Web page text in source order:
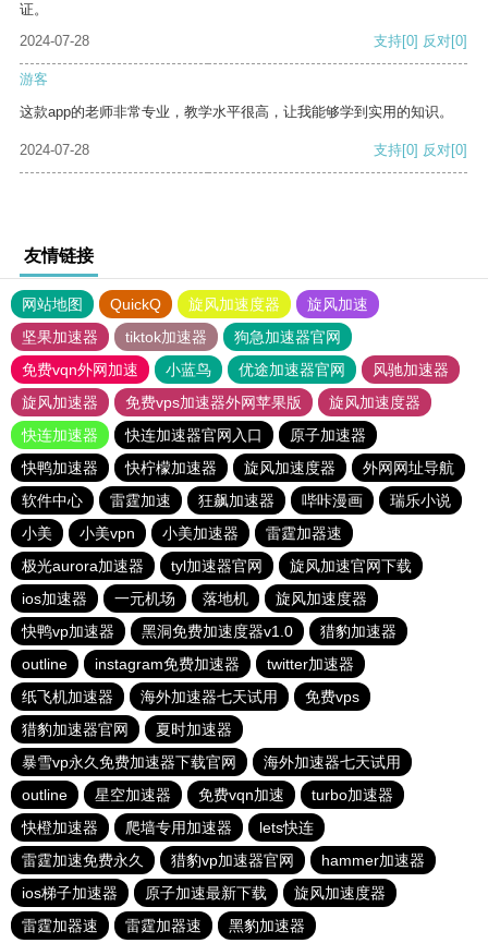
证。
2024-07-28
支持[0] 反对[0]
游客
这款app的老师非常专业，教学水平很高，让我能够学到实用的知识。
2024-07-28 支持[0] 反对[0]
友情链接
网站地图 QuickQ 旋风加速度器
旋风加速
坚果加速器
tiktok加速器
狗急加速器官网
免费vqn外网加速
小蓝鸟 优途加速器官网
风驰加速器
旋风加速器
免费vps加速器外网苹果版
旋风加速度器
快连加速器
快连加速器官网入口
原子加速器
快鸭加速器
快柠檬加速器 旋风加速度器
外网网址导航
软件中心
雷霆加速 狂飙加速器 哔咔漫画
瑞乐小说
小美
小美vpn 小美加速器
雷霆加器速
极光aurora加速器
tyl加速器官网
旋风加速官网下载
ios加速器
一元机场 落地机
旋风加速度器
快鸭vp加速器
黑洞免费加速度器v1.0
猎豹加速器
outline
instagram免费加速器
twitter加速器
纸飞机加速器
海外加速器七天试用
免费vps
猎豹加速器官网
夏时加速器
暴雪vp永久免费加速器下载官网
海外加速器七天试用
outline
星空加速器 免费vqn加速
turbo加速器
快橙加速器
爬墙专用加速器
lets快连
雷霆加速免费永久
猎豹vp加速器官网
hammer加速器
ios梯子加速器
原子加速最新下载
旋风加速度器
雷霆加器速
雷霆加器速 黑豹加速器